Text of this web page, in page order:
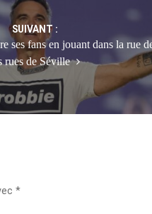
SUIVANT :
ses fans en jouant dans la rue
rues de Séville
*